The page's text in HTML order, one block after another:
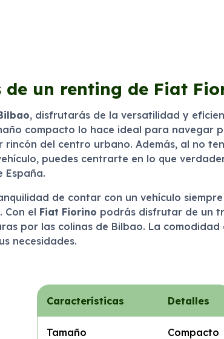
de un renting de Fiat
, disfrutarás de la versatilidad y
compacto lo hace ideal para navegar
del centro urbano. Además, al no
puedes centrarte en lo que
España.
de contar con un vehículo
Con el Fiat Fiorino podrás disfrutar de un
por las colinas de Bilbao. La
necesidades.
Características Detalles
Tamaño Compacto